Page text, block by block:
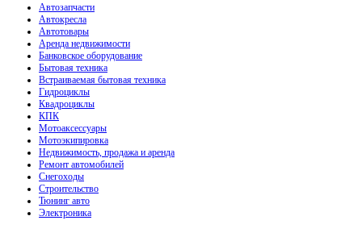
Автозапчасти
Автокресла
Автотовары
Аренда недвижимости
Банковское оборудование
Бытовая техника
Встраиваемая бытовая техника
Гидроциклы
Квадроциклы
КПК
Мотоаксессуары
Мотоэкипировка
Недвижимость, продажа и аренда
Ремонт автомобилей
Снегоходы
Строительство
Тюнинг авто
Электроника